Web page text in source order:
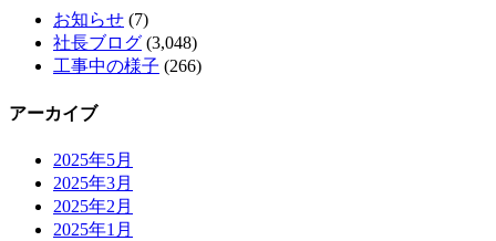
お知らせ (7)
社長ブログ (3,048)
工事中の様子 (266)
アーカイブ
2025年5月
2025年3月
2025年2月
2025年1月